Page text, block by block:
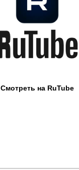
Смотреть на RuTube